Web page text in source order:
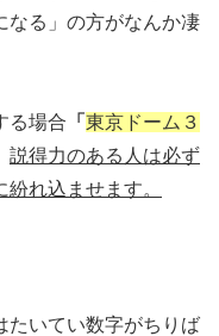
なる」の方がなんか凄
る場合 「 東京ドーム３
説得力のある人は必ず
れ込ませます。
たいてい数字がちりば